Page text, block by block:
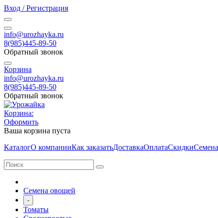
Вход / Регистрация
info@urozhayka.ru
8(985)445-89-50
Обратный звонок
Корзина
info@urozhayka.ru
8(985)445-89-50
Обратный звонок
Корзина:
Оформить
Ваша корзина пуста
КаталогО компанииКак заказатьДоставкаОплатаСкидки
Семена овощей
-
Томаты